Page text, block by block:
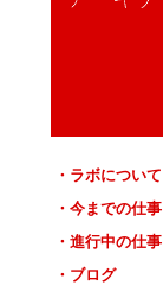
ラボについて
今までの仕事
進行中の仕事
ブログ